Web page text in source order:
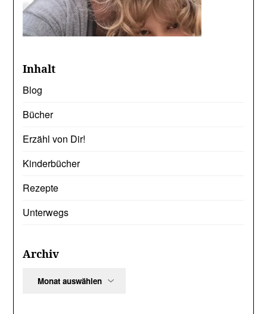
Inhalt
Blog
Bücher
Erzähl von Dir!
Kinderbücher
Rezepte
Unterwegs
Archiv